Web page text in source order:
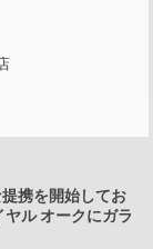
携を開始してお
ル オークにガラ